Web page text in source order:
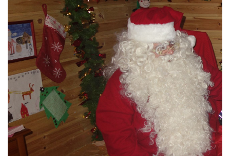
ARTICOLE RECENTE
„Jurnalul Alinutei”
implineste azi 10 ani!
25 NOIEMBRIE 2024
„Let’s Talk About